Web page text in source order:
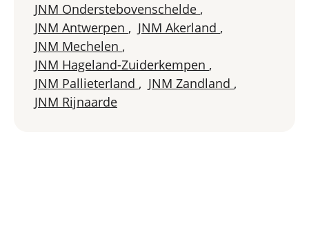
JNM Onderstebovenschelde ,
JNM Antwerpen , JNM Akerland ,
JNM Mechelen ,
JNM Hageland-Zuiderkempen ,
JNM Pallieterland , JNM Zandland ,
JNM Rijnaarde